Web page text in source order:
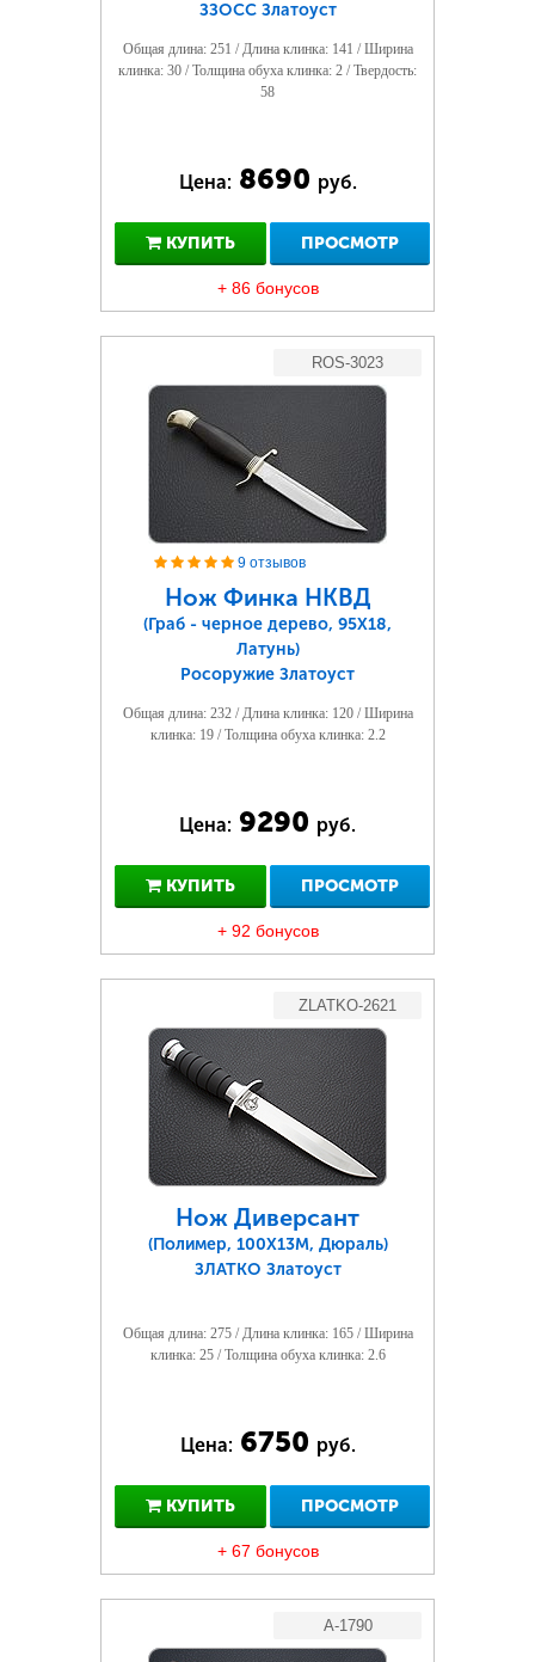
ЗЗОСС Златоуст
Общая длина: 251 / Длина клинка: 141 / Ширина
клинка: 30 / Толщина обуха клинка: 2 / Твердость:
58
Цена: 8690 руб.
КУПИТЬ ПРОСМОТР
+ 86 бонусов
ROS-3023
9 отзывов
Нож Финка НКВД
(Граб - черное дерево, 95Х18,
Латунь)
Росоружие Златоуст
Общая длина: 232 / Длина клинка: 120 / Ширина
клинка: 19 / Толщина обуха клинка: 2.2
Цена: 9290 руб.
КУПИТЬ ПРОСМОТР
+ 92 бонусов
ZLATKO-2621
Нож Диверсант
(Полимер, 100Х13М, Дюраль)
ЗЛАТКО Златоуст
Общая длина: 275 / Длина клинка: 165 / Ширина
клинка: 25 / Толщина обуха клинка: 2.6
Цена: 6750 руб.
КУПИТЬ ПРОСМОТР
+ 67 бонусов
A-1790